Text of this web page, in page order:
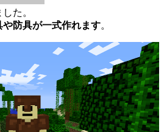
た。
防具が一式作れます。